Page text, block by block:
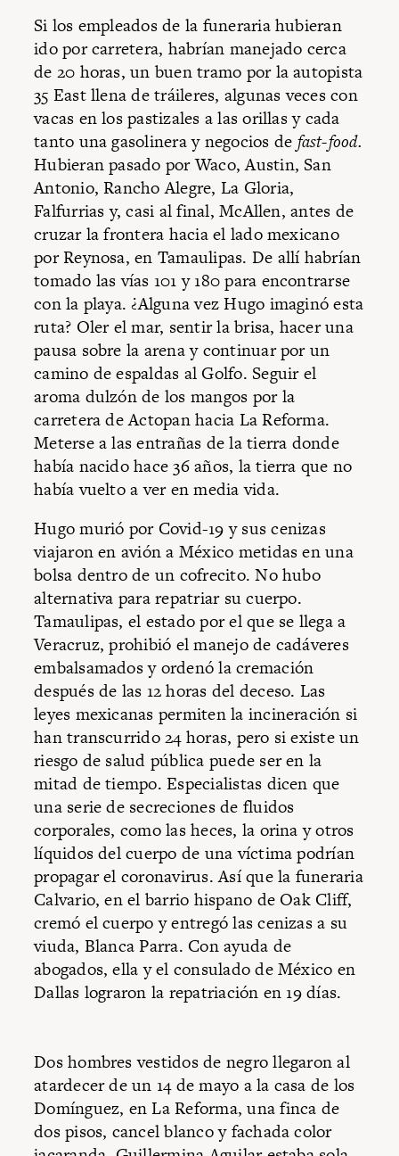
Si los empleados de la funeraria hubieran
ido por carretera, habrían manejado cerca
de 20 horas, un buen tramo por la autopista
35 East llena de tráileres, algunas veces con
vacas en los pastizales a las orillas y cada
tanto una gasolinera y negocios de fast-food.
Hubieran pasado por Waco, Austin, San
Antonio, Rancho Alegre, La Gloria,
Falfurrias y, casi al final, McAllen, antes de
cruzar la frontera hacia el lado mexicano
por Reynosa, en Tamaulipas. De allí habrían
tomado las vías 101 y 180 para encontrarse
con la playa. ¿Alguna vez Hugo imaginó esta
ruta? Oler el mar, sentir la brisa, hacer una
pausa sobre la arena y continuar por un
camino de espaldas al Golfo. Seguir el
aroma dulzón de los mangos por la
carretera de Actopan hacia La Reforma.
Meterse a las entrañas de la tierra donde
había nacido hace 36 años, la tierra que no
había vuelto a ver en media vida.
Hugo murió por Covid-19 y sus cenizas
viajaron en avión a México metidas en una
bolsa dentro de un cofrecito. No hubo
alternativa para repatriar su cuerpo.
Tamaulipas, el estado por el que se llega a
Veracruz, prohibió el manejo de cadáveres
embalsamados y ordenó la cremación
después de las 12 horas del deceso. Las
leyes mexicanas permiten la incineración si
han transcurrido 24 horas, pero si existe un
riesgo de salud pública puede ser en la
mitad de tiempo. Especialistas dicen que
una serie de secreciones de fluidos
corporales, como las heces, la orina y otros
líquidos del cuerpo de una víctima podrían
propagar el coronavirus. Así que la funeraria
Calvario, en el barrio hispano de Oak Cliff,
cremó el cuerpo y entregó las cenizas a su
viuda, Blanca Parra. Con ayuda de
abogados, ella y el consulado de México en
Dallas lograron la repatriación en 19 días.
Dos hombres vestidos de negro llegaron al
atardecer de un 14 de mayo a la casa de los
Domínguez, en La Reforma, una finca de
dos pisos, cancel blanco y fachada color